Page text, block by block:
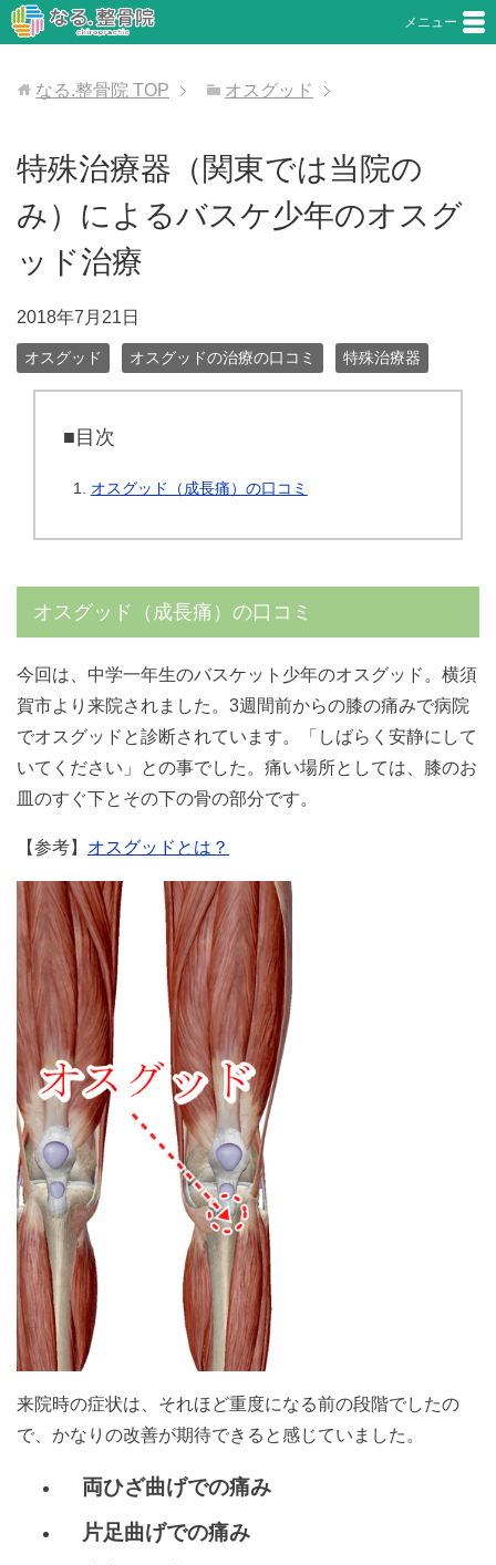
メニュー
なる.整骨院 TOP オスグッド
特殊治療器（関東では当院の
み）によるバスケ少年のオスグ
ッド治療
2018年7月21日
オスグッド オスグッドの治療の口コミ 特殊治療器
■目次
オスグッド（成長痛）の口コミ
オスグッド（成長痛）の口コミ
今回は、中学一年生のバスケット少年のオスグッド。横須
賀市より来院されました。3週間前からの膝の痛みで病院
でオスグッドと診断されています。「しばらく安静にして
いてください」との事でした。痛い場所としては、膝のお
皿のすぐ下とその下の骨の部分です。
【参考】 オスグッドとは？
来院時の症状は、それほど重度になる前の段階でしたの
で、かなりの改善が期待できると感じていました。
両ひざ曲げでの痛み
片足曲げでの痛み